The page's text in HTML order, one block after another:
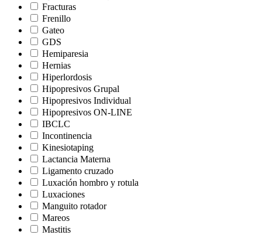
Fracturas
Frenillo
Gateo
GDS
Hemiparesia
Hernias
Hiperlordosis
Hipopresivos Grupal
Hipopresivos Individual
Hipopresivos ON-LINE
IBCLC
Incontinencia
Kinesiotaping
Lactancia Materna
Ligamento cruzado
Luxación hombro y rotula
Luxaciones
Manguito rotador
Mareos
Mastitis